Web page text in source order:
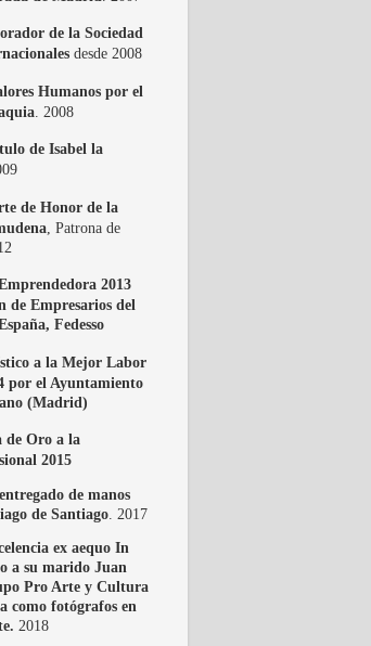
de la Sociedad
desde 2008
Humanos por el
. 2008
de Isabel la
de Honor de la
, Patrona de
2013
de Empresarios del
Fedesso
a la Mejor Labor
por el Ayuntamiento
(Madrid)
de Oro a la
2015
de manos
de Santiago . 2017
ex aequo In
a su marido Juan
Pro Arte y Cultura
como fotógrafos en
2018